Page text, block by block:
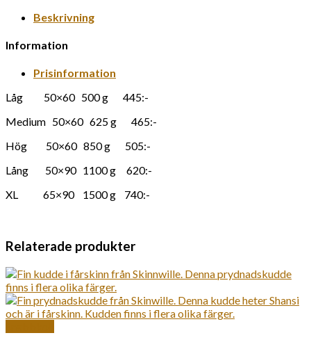
Beskrivning
Information
Prisinformation
Låg 50×60 500 g 445:-
Medium 50×60 625 g 465:-
Hög 50×60 850 g 505:-
Lång 50×90 1100 g 620:-
XL 65×90 1500 g 740:-
Relaterade produkter